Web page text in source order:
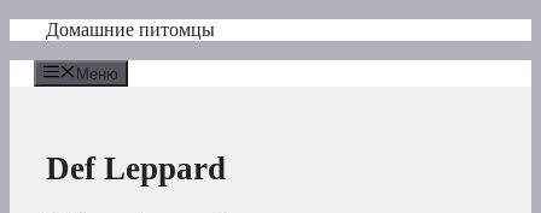
Перейти
содержимому
Домашние питомцы
Меню
Def Leppard